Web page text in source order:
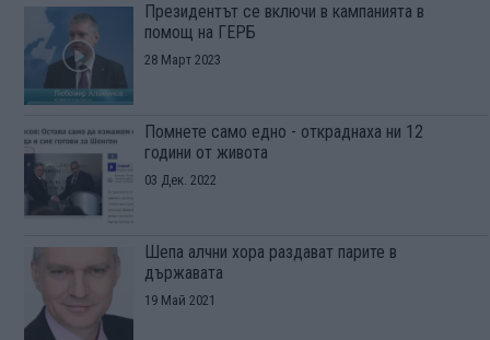
Президентът се включи в кампанията в
помощ на ГЕРБ
28 Март 2023
Помнете само едно - откраднаха ни 12
години от живота
03 Дек. 2022
Шепа алчни хора раздават парите в
държавата
19 Май 2021